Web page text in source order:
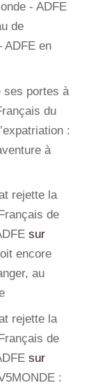
- ADFE
de
ADFE en
ses portes à
du
:
à
rejette la
de
sur
encore
au
rejette la
de
sur
: